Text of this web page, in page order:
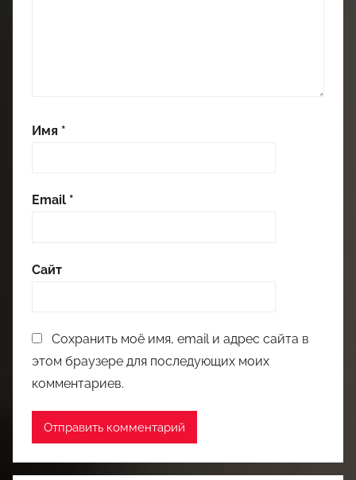
Имя *
Email *
Сайт
Сохранить моё имя, email и адрес сайта в
этом браузере для последующих моих
комментариев.